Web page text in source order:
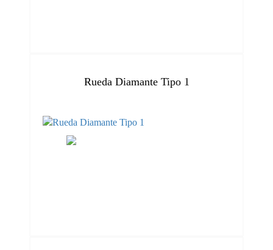
Rueda Diamante Tipo 1